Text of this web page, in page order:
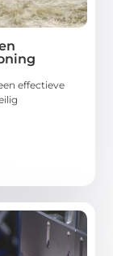
effectieve